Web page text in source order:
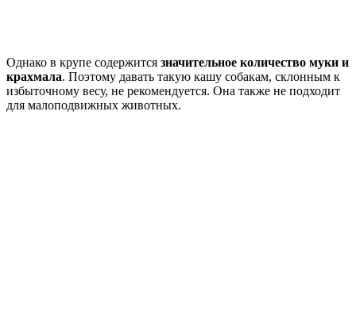
Однако в крупе содержится значительное количество муки и
крахмала. Поэтому давать такую кашу собакам, склонным к
избыточному весу, не рекомендуется. Она также не подходит
для малоподвижных животных.